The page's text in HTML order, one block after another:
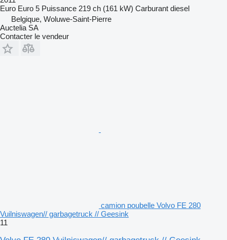
Euro Euro 5 Puissance 219 ch (161 kW) Carburant diesel
Belgique, Woluwe-Saint-Pierre
Auctelia SA
Contacter le vendeur
camion poubelle Volvo FE 280
Vuilniswagen// garbagetruck // Geesink
11